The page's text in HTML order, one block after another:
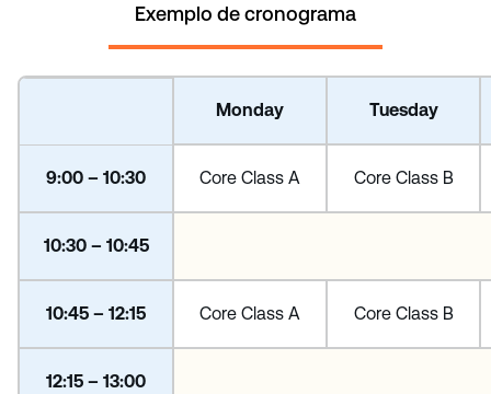
Exemplo de cronograma
Monday Tuesday
9:00 – 10:30 Core Class A Core Class B
10:30 – 10:45
10:45 – 12:15 Core Class A Core Class B
12:15 – 13:00